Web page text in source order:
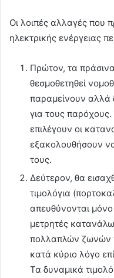
Οι λοιπές αλλαγές που
ηλεκτρικής ενέργειας
Πρώτον, τα
θεσμοθετηθεί
παραμείνουν αλλά
για τους
επιλέγουν οι
εξακολουθήσουν
τους.
Δεύτερον, θα
τιμολόγια
απευθύνονται
μετρητές
πολλαπλών ζωνών
κατά κύριο λόγο
Τα δυναμικά